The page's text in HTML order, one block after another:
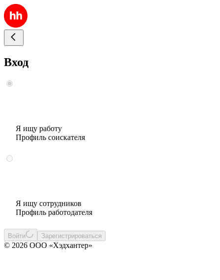
Вход
Я ищу работу
Профиль соискателя
Я ищу сотрудников
Профиль работодателя
Войти Зарегистрироваться
© 2026 ООО «Хэдхантер»